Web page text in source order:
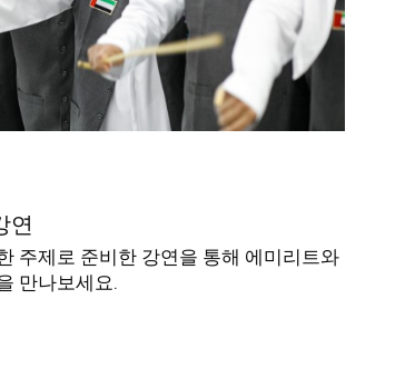
연
주제로 준비한 강연을 통해 에미리트와
만나보세요.